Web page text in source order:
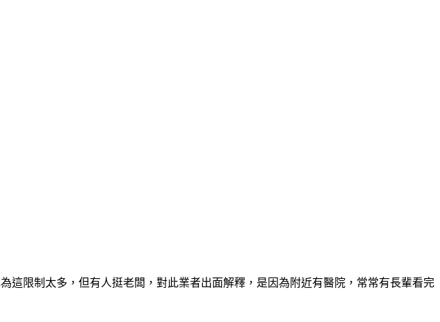
這限制太多，但有人挺老闆，對此業者出面解釋，是因為附近有醫院，常常有長輩看完